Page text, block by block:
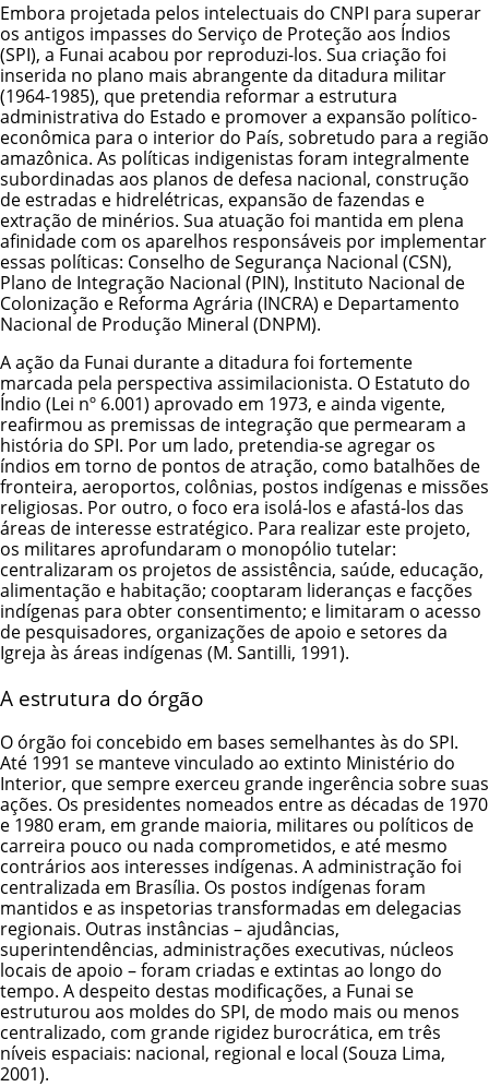
Embora projetada pelos intelectuais do CNPI para superar
os antigos impasses do Serviço de Proteção aos Índios
(SPI), a Funai acabou por reproduzi-los. Sua criação foi
inserida no plano mais abrangente da ditadura militar
(1964-1985), que pretendia reformar a estrutura
administrativa do Estado e promover a expansão político-
econômica para o interior do País, sobretudo para a região
amazônica. As políticas indigenistas foram integralmente
subordinadas aos planos de defesa nacional, construção
de estradas e hidrelétricas, expansão de fazendas e
extração de minérios. Sua atuação foi mantida em plena
afinidade com os aparelhos responsáveis por implementar
essas políticas: Conselho de Segurança Nacional (CSN),
Plano de Integração Nacional (PIN), Instituto Nacional de
Colonização e Reforma Agrária (INCRA) e Departamento
Nacional de Produção Mineral (DNPM).
A ação da Funai durante a ditadura foi fortemente
marcada pela perspectiva assimilacionista. O Estatuto do
Índio (Lei nº 6.001) aprovado em 1973, e ainda vigente,
reafirmou as premissas de integração que permearam a
história do SPI. Por um lado, pretendia-se agregar os
índios em torno de pontos de atração, como batalhões de
fronteira, aeroportos, colônias, postos indígenas e missões
religiosas. Por outro, o foco era isolá-los e afastá-los das
áreas de interesse estratégico. Para realizar este projeto,
os militares aprofundaram o monopólio tutelar:
centralizaram os projetos de assistência, saúde, educação,
alimentação e habitação; cooptaram lideranças e facções
indígenas para obter consentimento; e limitaram o acesso
de pesquisadores, organizações de apoio e setores da
Igreja às áreas indígenas (M. Santilli, 1991).
A estrutura do órgão
O órgão foi concebido em bases semelhantes às do SPI.
Até 1991 se manteve vinculado ao extinto Ministério do
Interior, que sempre exerceu grande ingerência sobre suas
ações. Os presidentes nomeados entre as décadas de 1970
e 1980 eram, em grande maioria, militares ou políticos de
carreira pouco ou nada comprometidos, e até mesmo
contrários aos interesses indígenas. A administração foi
centralizada em Brasília. Os postos indígenas foram
mantidos e as inspetorias transformadas em delegacias
regionais. Outras instâncias – ajudâncias,
superintendências, administrações executivas, núcleos
locais de apoio – foram criadas e extintas ao longo do
tempo. A despeito destas modificações, a Funai se
estruturou aos moldes do SPI, de modo mais ou menos
centralizado, com grande rigidez burocrática, em três
níveis espaciais: nacional, regional e local (Souza Lima,
2001).